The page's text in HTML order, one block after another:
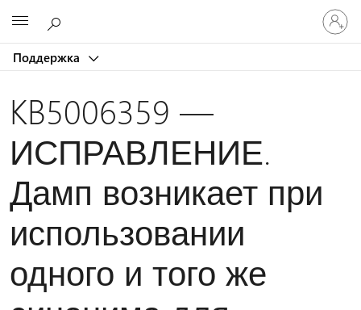
Поддержка
KB5006359 —
ИСПРАВЛЕНИЕ.
Дамп возникает при
использовании
одного и того же